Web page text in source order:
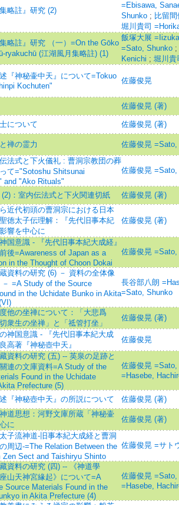
略註』研究 (2)
=Ebisawa,
Shunko ; 比留
堀川貴司
集略註』研究 （一）=On the Gōko
ryakuchū (江湖風月集略註) (1)
飯塚大展
=Sato, Shunko ;
Kenichi ; 堀川貴
『神秘壷中天』について=Tokuo
Kochuten"
佐藤俊晃
佐藤俊晃 (著)
について 佐藤俊晃 (著)
禅の霊力
佐藤俊晃 =Sato,
法式と下火儀礼 : 曹洞宗教団の葬
て="Sotoshu Shitsunai
and "Ako Rituals"
佐藤俊晃 =Sato,
：室内伝法式と下火関連切紙
佐藤俊晃 (著)
近代初頭の曹洞宗における日本
徳太子伝理解：『先代旧事本紀
響を中心に
佐藤俊晃 (著)
国意識 - 『先代旧事本紀大成経』
後=Awareness of Japan as a
in the Thought of Choon Dokai
佐藤俊晃 =Sato,
資料の研究 (6) － 資料の全体像
－ =A Study of the Source
in the Uchidate Bunko in Akita
長谷部八朗
=Sato, Shunko
他の坐禅について：「大悲爲
衆生の坐禅」と「祗管打坐」
佐藤俊晃 (著)
神国意識 - 『先代旧事本紀大成
高著『神秘壺中天』
佐藤俊晃
資料の研究 (五) -- 英泉の足跡と
連の文庫資料=A Study of the
Found in the Uchidate
Prefecture (5)
佐藤俊晃
=Hasebe,
『神秘壺中天』の所説について
佐藤俊晃 (著)
道思想：河野文庫所蔵「神秘壷
に
佐藤俊晃 (著)
子流神道-旧事本紀大成経と曹洞
周辺-=The Relation Between the
Zen Sect and Taishiryu Shinto
佐藤俊晃 =サト
資料の研究 (四) -- 《神道學
山天神宮緣起》について=A
Source Materials Found in the
in Akita Prefecture (4)
佐藤俊晃
=Hasebe,